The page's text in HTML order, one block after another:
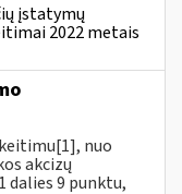
įstatymų
2022 metais
nuo
akcizų
dalies 9 punktu,